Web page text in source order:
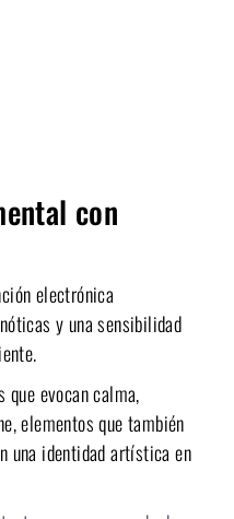
con
electrónica
y una sensibilidad
evocan calma,
elementos que también
una identidad artística en